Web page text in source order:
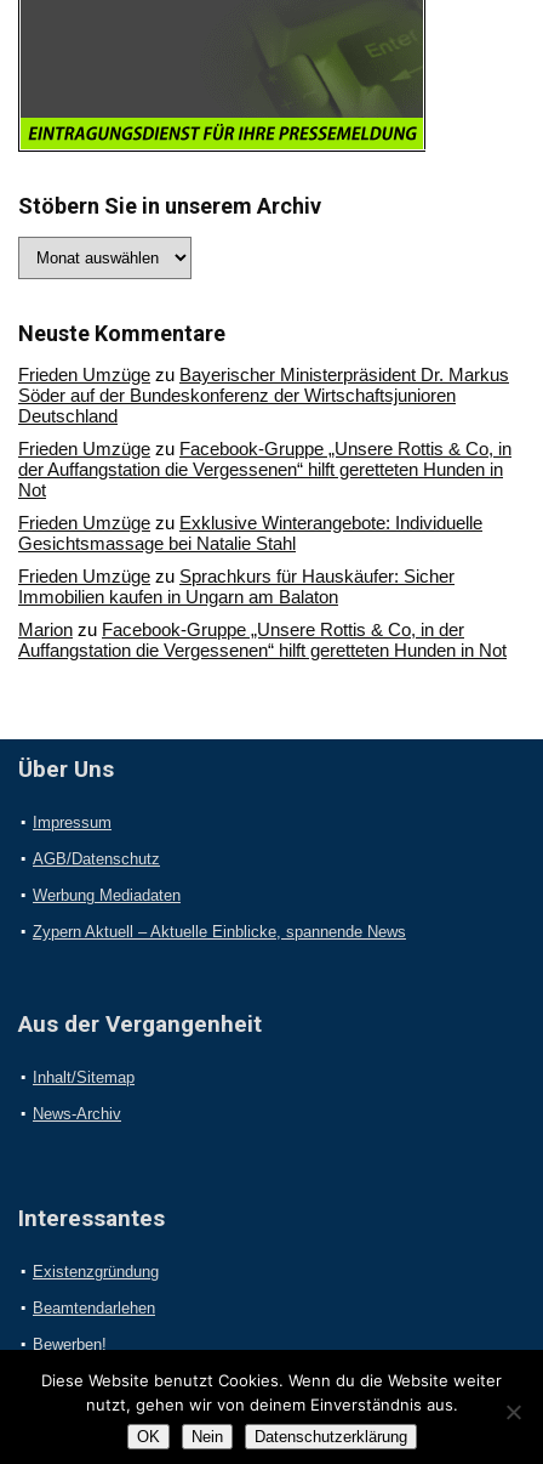
Stöbern Sie in unserem Archiv
Sie
Archiv
Neuste Kommentare
Frieden Umzüge zu Bayerischer Ministerpräsident Dr. Markus
Söder auf der Bundeskonferenz der Wirtschaftsjunioren
Deutschland
Frieden Umzüge zu Facebook-Gruppe „Unsere Rottis & Co, in
der Auffangstation die Vergessenen“ hilft geretteten Hunden in
Not
Frieden Umzüge zu Exklusive Winterangebote: Individuelle
Gesichtsmassage bei Natalie Stahl
Frieden Umzüge zu Sprachkurs für Hauskäufer: Sicher
Immobilien kaufen in Ungarn am Balaton
Marion zu Facebook-Gruppe „Unsere Rottis & Co, in der
Auffangstation die Vergessenen“ hilft geretteten Hunden in Not
Über Uns
Impressum
AGB/Datenschutz
Werbung Mediadaten
Zypern Aktuell – Aktuelle Einblicke, spannende News
Aus der Vergangenheit
Inhalt/Sitemap
News-Archiv
Interessantes
Existenzgründung
Beamtendarlehen
Bewerben!
2017 Online-Presseportal.com. Alle Rechte vorbehalten.
Diese Website benutzt Cookies. Wenn du die Website weiter
nutzt, gehen wir von deinem Einverständnis aus.
OK Nein Datenschutzerklärung